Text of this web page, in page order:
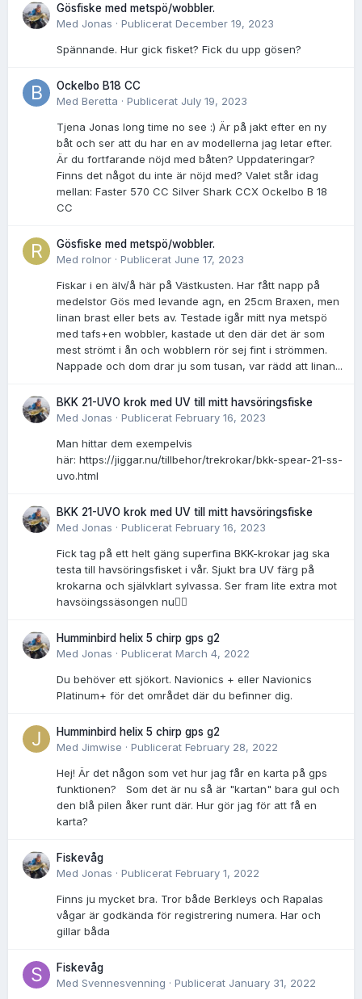
Gösfiske med metspö/wobbler.
Med Jonas · Publicerat December 19, 2023
Spännande. Hur gick fisket? Fick du upp gösen?
Ockelbo B18 CC
Med Beretta · Publicerat July 19, 2023
Tjena Jonas long time no see :) Är på jakt efter en ny
båt och ser att du har en av modellerna jag letar efter.
Är du fortfarande nöjd med båten? Uppdateringar?
Finns det något du inte är nöjd med? Valet står idag
mellan: Faster 570 CC Silver Shark CCX Ockelbo B 18
CC
Gösfiske med metspö/wobbler.
Med rolnor · Publicerat June 17, 2023
Fiskar i en älv/å här på Västkusten. Har fått napp på
medelstor Gös med levande agn, en 25cm Braxen, men
linan brast eller bets av. Testade igår mitt nya metspö
med tafs+en wobbler, kastade ut den där det är som
mest strömt i ån och wobblern rör sej fint i strömmen.
Nappade och dom drar ju som tusan, var rädd att linan...
BKK 21-UVO krok med UV till mitt havsöringsfiske
Med Jonas · Publicerat February 16, 2023
Man hittar dem exempelvis
här: https://jiggar.nu/tillbehor/trekrokar/bkk-spear-21-ss-
uvo.html
BKK 21-UVO krok med UV till mitt havsöringsfiske
Med Jonas · Publicerat February 16, 2023
Fick tag på ett helt gäng superfina BKK-krokar jag ska
testa till havsöringsfisket i vår. Sjukt bra UV färg på
krokarna och självklart sylvassa. Ser fram lite extra mot
havsöingssäsongen nu👌🏻
Humminbird helix 5 chirp gps g2
Med Jonas · Publicerat March 4, 2022
Du behöver ett sjökort. Navionics + eller Navionics
Platinum+ för det området där du befinner dig.
Humminbird helix 5 chirp gps g2
Med Jimwise · Publicerat February 28, 2022
Hej! Är det någon som vet hur jag får en karta på gps
funktionen? Som det är nu så är "kartan" bara gul och
den blå pilen åker runt där. Hur gör jag för att få en
karta?
Fiskevåg
Med Jonas · Publicerat February 1, 2022
Finns ju mycket bra. Tror både Berkleys och Rapalas
vågar är godkända för registrering numera. Har och
gillar båda
Fiskevåg
Med Svennesvenning · Publicerat January 31, 2022